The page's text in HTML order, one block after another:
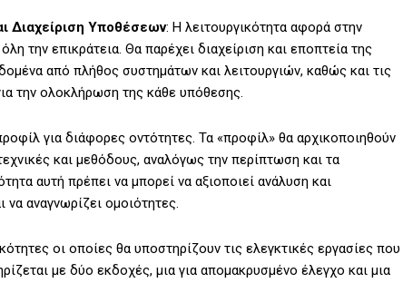
Διαχείριση Υποθέσεων: Η λειτουργικότητα αφορά στην
την επικράτεια. Θα παρέχει διαχείριση και εποπτεία της
από πλήθος συστημάτων και λειτουργιών, καθώς και τις
την ολοκλήρωση της κάθε υπόθεσης.
για διάφορες οντότητες. Τα «προφίλ» θα αρχικοποιηθούν
και μεθόδους, αναλόγως την περίπτωση και τα
αυτή πρέπει να μπορεί να αξιοποιεί ανάλυση και
αναγνωρίζει ομοιότητες.
οι οποίες θα υποστηρίζουν τις ελεγκτικές εργασίες που
με δύο εκδοχές, μια για απομακρυσμένο έλεγχο και μια